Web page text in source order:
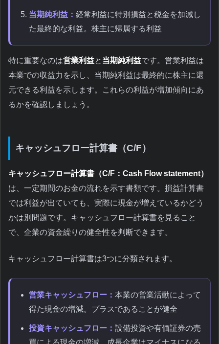
当期純利益： 経常利益に特別損益と税金を加減し
た最終的な利益。株主に帰属する利益
特に重要なのは営業利益と 当期純利益です。営業利益は
本業での収益力を示し、当期純利益は最終的に株主に還
元できる利益を示します。これらの利益が増加傾向にあ
るかを確認しましょう。
キャッシュフロー計算書（C/F）
キャッシュフロー計算書（C/F：Cash Flow statement）
は、一定期間のお金の流れを示す書類です。損益計算書
では利益が出ていても、実際に現金が増えているかどう
かは別問題です。キャッシュフロー計算書を見ること
で、企業の資金繰りの健全性を判断できます。
キャッシュフロー計算書は3つに分類されます。
営業キャッシュフロー： 本業の営業活動によって
得た現金の増減。プラスであることが健全
投資キャッシュフロー： 設備投資や有価証券の売